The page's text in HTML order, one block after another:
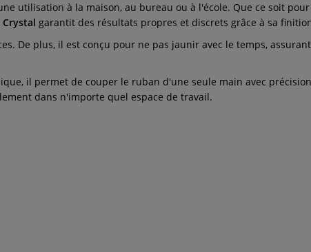
utilisation à la maison, au bureau ou à l'école. Que ce soit
Crystal garantit des résultats propres et discrets grâce à sa
De plus, il est conçu pour ne pas jaunir avec le temps,
il permet de couper le ruban d'une seule main avec
dans n'importe quel espace de travail.